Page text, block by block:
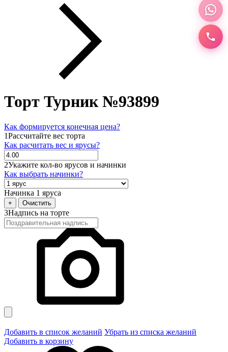
Торт Турник №93899
Как формируется конечная цена?
1Рассчитайте вес торта
Как расчитать вес и ярусы?
2Укажите кол-во ярусов и начинки
Как выбрать начинки?
Начинка 1 яруса
+ Очистить
3Надпись на торте
Добавить в список желаний Убрать из списка желаний
Добавить в корзину